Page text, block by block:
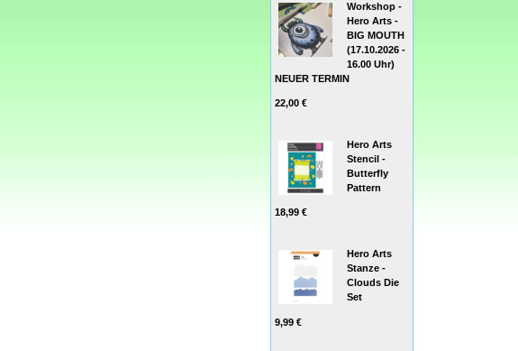
Workshop -
Hero Arts -
BIG MOUTH
(17.10.2026 -
16.00 Uhr)
NEUER TERMIN
22,00 €
Hero Arts
Stencil -
Butterfly
Pattern
18,99 €
Hero Arts
Stanze -
Clouds Die
Set
9,99 €